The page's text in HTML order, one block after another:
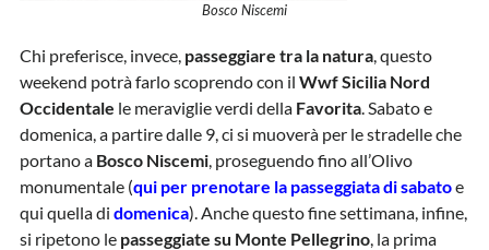
Bosco Niscemi
Chi preferisce, invece,passeggiare tra la natura, questo
weekend potrà farlo scoprendo con il Wwf Sicilia Nord
Occidentale le meraviglie verdi della Favorita. Sabato e
domenica, a partire dalle 9, ci si muoverà per le stradelle che
portano a Bosco Niscemi, proseguendo fino all’Olivo
monumentale (qui per prenotare la passeggiata di sabatoe
qui quella di domenica). Anche questo fine settimana, infine,
si ripetono le passeggiate su Monte Pellegrino, la prima